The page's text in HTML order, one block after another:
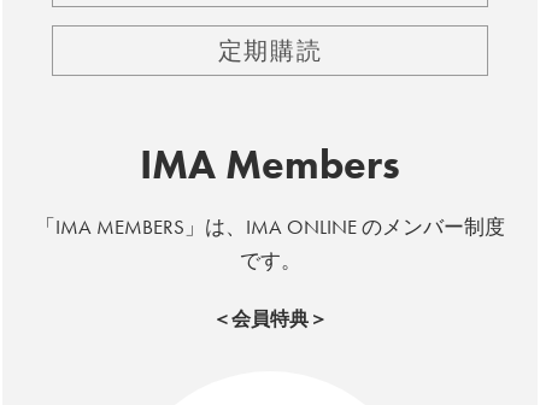
定期購読
IMA Members
「IMA MEMBERS」は、IMA ONLINE のメンバー制度
です。
＜会員特典＞